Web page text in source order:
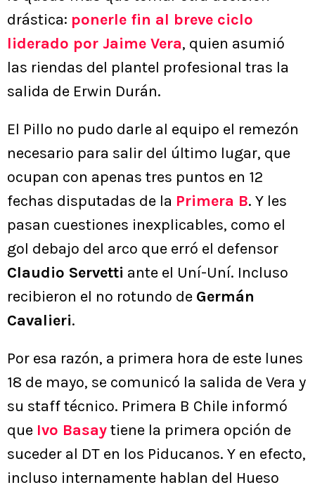
drástica: ponerle fin al breve ciclo
liderado por Jaime Vera, quien asumió
las riendas del plantel profesional tras la
salida de Erwin Durán.
El Pillo no pudo darle al equipo el remezón
necesario para salir del último lugar, que
ocupan con apenas tres puntos en 12
fechas disputadas de la Primera B. Y les
pasan cuestiones inexplicables, como el
gol debajo del arco que erró el defensor
Claudio Servetti ante el Uní-Uní. Incluso
recibieron el no rotundo de Germán
Cavalieri.
Por esa razón, a primera hora de este lunes
18 de mayo, se comunicó la salida de Vera y
su staff técnico. Primera B Chile informó
que Ivo Basaytiene la primera opción de
suceder al DT en los Piducanos. Y en efecto,
incluso internamente hablan del Hueso